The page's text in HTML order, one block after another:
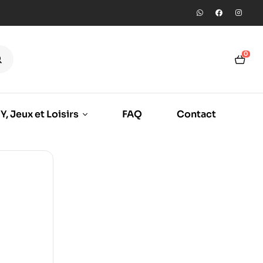
0
Jeux et Loisirs FAQ Contact